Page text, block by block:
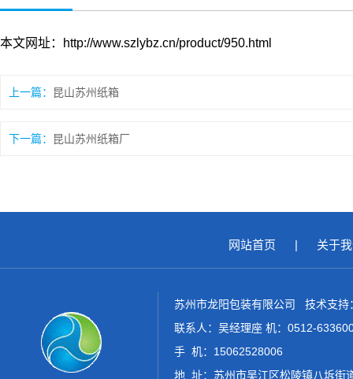
本文网址：http://www.szlybz.cn/product/950.html
上一篇： 昆山苏州纸箱
下一篇： 昆山苏州纸箱厂
网站首页 | 关于
苏州市龙阳包装有限公司 技术支持
联系人：吴经理座 机：0512-
手 机：15062528006
地 址：苏州市吴江区松陵镇八坼街